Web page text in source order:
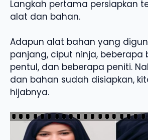
Langkah pertama persiapkan
alat dan bahan.
Adapun alat bahan yang
panjang, ciput ninja, beberapa
pentul, dan beberapa peniti.
dan bahan sudah disiapkan,
hijabnya.